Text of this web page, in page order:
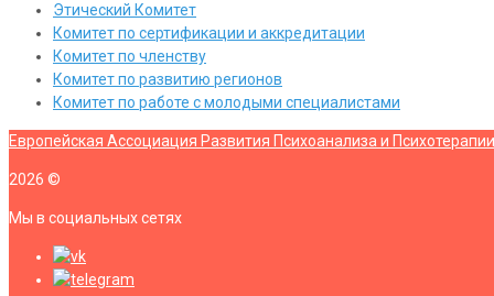
Этический Комитет
Комитет по сертификации и аккредитации
Комитет по членству
Комитет по развитию регионов
Комитет по работе с молодыми специалистами
Европейская Ассоциация Развития Психоанализа и Психотерапии
2026 ©
Мы в социальных сетях